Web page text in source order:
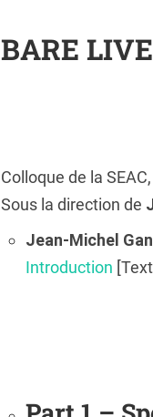
BARE
Colloque de la
Sous la direction de
Jean-Michel
Introduction